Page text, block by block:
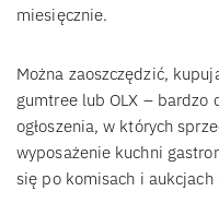
miesięcznie.
Można zaoszczędzić,
gumtree lub OLX – bardzo
ogłoszenia, w których
wyposażenie kuchni
się po komisach i aukcjach